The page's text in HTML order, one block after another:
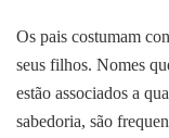
Os pais costumam
seus filhos. Nomes
estão associados a
sabedoria, são